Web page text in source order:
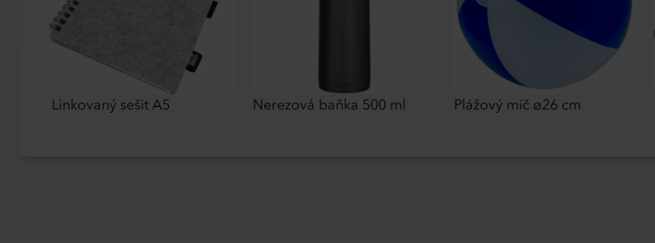
Linkovaný sešit A5 Nerezová baňka 500 ml Plážový míč ø26 cm